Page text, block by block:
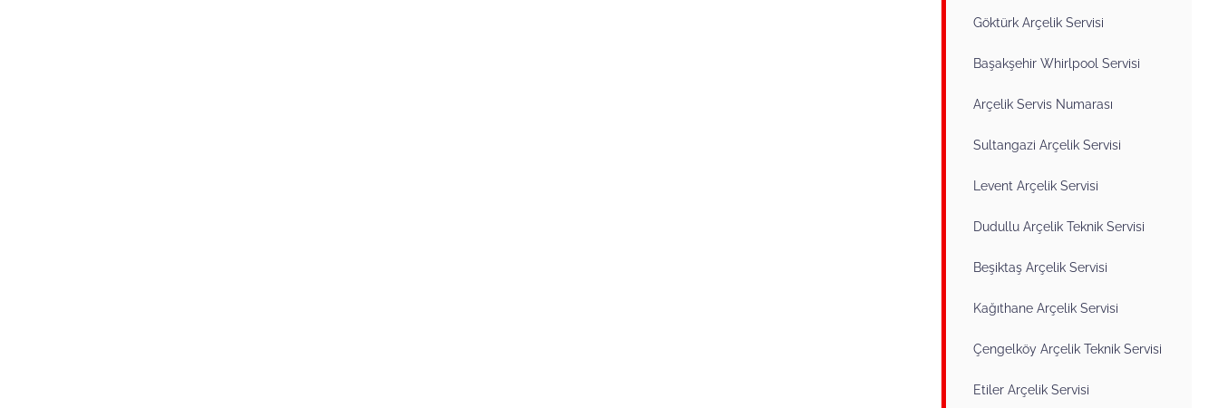
Göktürk Arçelik Servisi
Başakşehir Whirlpool Servisi
Arçelik Servis Numarası
Sultangazi Arçelik Servisi
Levent Arçelik Servisi
Dudullu Arçelik Teknik Servisi
Beşiktaş Arçelik Servisi
Kağıthane Arçelik Servisi
Çengelköy Arçelik Teknik Servisi
Etiler Arçelik Servisi